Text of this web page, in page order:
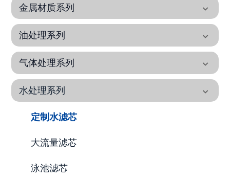
金属材质系列
油处理系列
气体处理系列
水处理系列
定制水滤芯
大流量滤芯
泳池滤芯